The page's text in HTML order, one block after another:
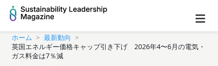
≡
ホーム
最新動向
英国エネルギー価格キャップ引き下げ 2026年4〜6月の電気・
ガス料金は7％減